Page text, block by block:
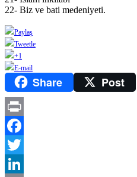
22- Biz ve bati medeniyeti.
Paylaş
Tweetle
+1
E-mail
Share Post
Print
Facebook
Twitter